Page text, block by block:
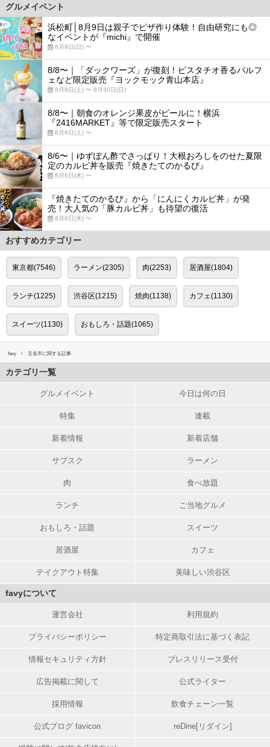
グルメイベント
浜松町│8月9日は親子でピザ作り体験！自由研究にも◎
なイベントが『michi』で開催
8月9日(日) 〜
8/8〜｜「ダックワーズ」が復刻！ピスタチオ香るパルフ
ェなど限定販売『ヨックモック青山本店』
8月8日(土) 〜 8月30日(日)
8/8〜｜朝食のオレンジ果皮がビールに！横浜
『2416MARKET』等で限定販売スタート
8月8日(土) 〜
8/6〜｜ゆずぽん酢でさっぱり！大根おろしをのせた夏限
定のカルビ丼を販売『焼きたてのかるび』
8月6日(木) 〜
『焼きたてのかるび』から「にんにくカルビ丼」が発
売！大人気の「豚カルビ丼」も待望の復活
8月6日(木) 〜
おすすめカテゴリー
東京都(7546) ラーメン(2305) 肉(2253) 居酒屋(1804)
ランチ(1225) 渋谷区(1215) 焼肉(1138) カフェ(1130)
スイーツ(1130) おもしろ・話題(1065)
favy 玉名市に関する記事
カテゴリ一覧
グルメイベント 今日は何の日
特集 連載
新着情報 新着店舗
サブスク ラーメン
肉 食べ放題
ランチ ご当地グルメ
おもしろ・話題 スイーツ
居酒屋 カフェ
テイクアウト特集 美味しい渋谷区
favyについて
運営会社 利用規約
プライバシーポリシー 特定商取引法に基づく表記
情報セキュリティ方針 プレスリリース受付
広告掲載に関して 公式ライター
採用情報 飲食チェーン一覧
公式ブログ favicon reDine[リダイン]